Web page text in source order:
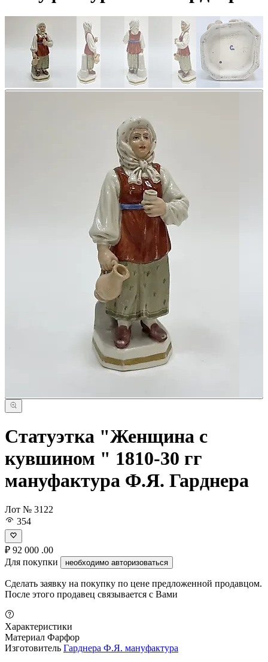
Статуэтка "Женщина с
кувшином " 1810-30 гг
мануфактура Ф.Я. Гарднера
Лот № 3122
354
₽ 92 000 .00
Для покупки
необходимо авторизоваться
Сделать заявку на покупку по цене предложенной продавцом.
После этого продавец связывается с Вами
Характеристики
Материал Фарфор
Изготовитель Гарднера Ф.Я. мануфактура